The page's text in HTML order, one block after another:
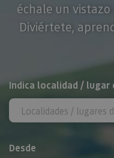
échale un
Diviértete,
BUSCAR
Indica localidad / lugar
Desde